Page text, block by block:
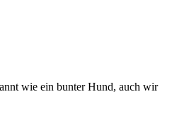
wie ein bunter Hund, auch wir